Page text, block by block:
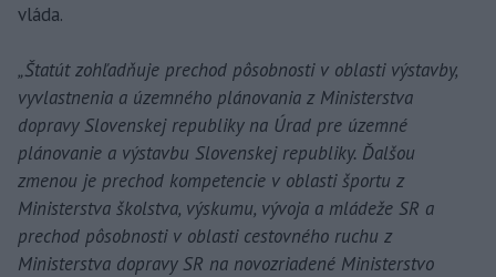
vláda.
„Štatút zohľadňuje prechod pôsobnosti v oblasti výstavby,
vyvlastnenia a územného plánovania z Ministerstva
dopravy Slovenskej republiky na Úrad pre územné
plánovanie a výstavbu Slovenskej republiky. Ďalšou
zmenou je prechod kompetencie v oblasti športu z
Ministerstva školstva, výskumu, vývoja a mládeže SR a
prechod pôsobnosti v oblasti cestovného ruchu z
Ministerstva dopravy SR na novozriadené Ministerstvo